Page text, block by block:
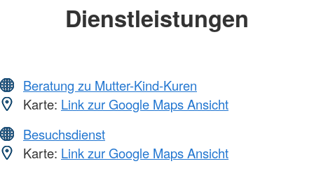
Dienstleistungen
Beratung zu Mutter-Kind-Kuren
Karte: Link zur Google Maps Ansicht
Besuchsdienst
Karte: Link zur Google Maps Ansicht